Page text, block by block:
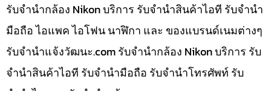
รับจำนำกล้อง Nikon บริการ รับจำนำสินค้าไอที รับจำนำ
มือถือ ไอแพค ไอโฟน นาฬิกา และ ของแบรนด์เนมต่างๆ
รับจํานําแจ้งวัฒนะ.com รับจำนำกล้อง Nikon บริการ รับ
จำนำสินค้าไอที รับจำนำมือถือ รับจำนำโทรศัพท์ รับ